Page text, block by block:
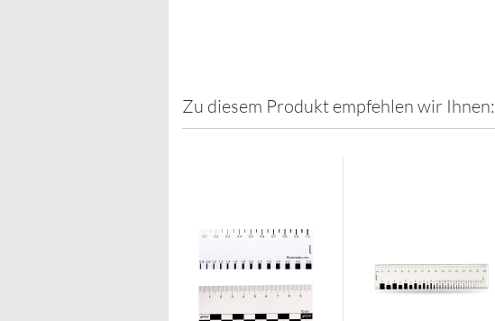
Zu diesem Produkt empfehlen wir Ihnen: